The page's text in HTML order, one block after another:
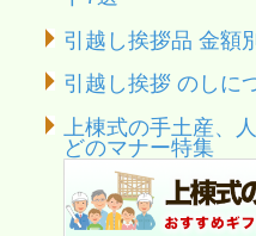
引越し挨拶品 金額
引越し挨拶 のしに
上棟式の手土産、
どのマナー特集